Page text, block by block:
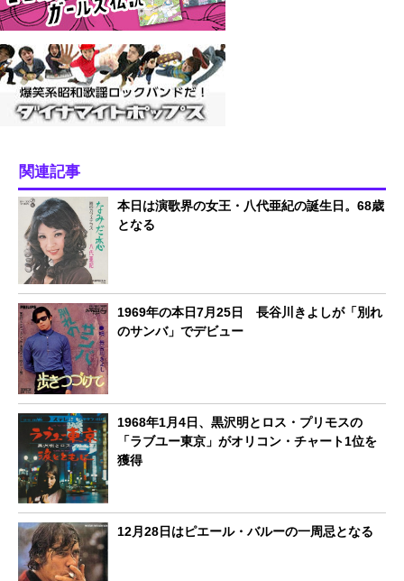
関連記事
本日は演歌界の女王・八代亜紀の誕生日。68歳
となる
1969年の本日7月25日 長谷川きよしが「別れ
のサンバ」でデビュー
1968年1月4日、黒沢明とロス・プリモスの
「ラブユー東京」がオリコン・チャート1位を
獲得
12月28日はピエール・バルーの一周忌となる